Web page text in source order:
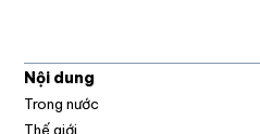
Nội dung
Trong nước
Thế giới